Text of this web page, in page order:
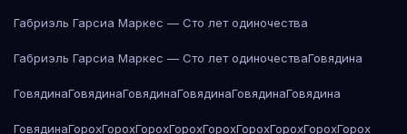
Габриэль Гарсиа Маркес — Сто лет одиночества
Габриэль Гарсиа Маркес — Сто лет одиночестваГовядина
ГовядинаГовядинаГовядинаГовядинаГовядинаГовядина
ГовядинаГорохГорохГорохГорохГорохГорохГорохГорохГорох